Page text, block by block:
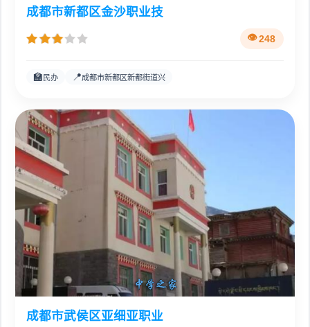
成都市新都区金沙职业技
248
🏫 民办 📍成都市新都区新都街道兴
成都市武侯区亚细亚职业